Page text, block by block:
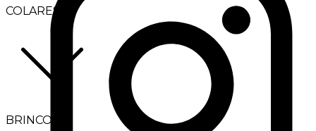
COLARES
BRINCOS